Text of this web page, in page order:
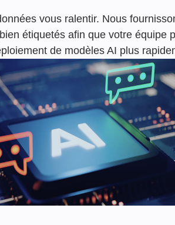
vous ralentir. Nous
étiquetés afin que votre équipe
de modèles AI plus